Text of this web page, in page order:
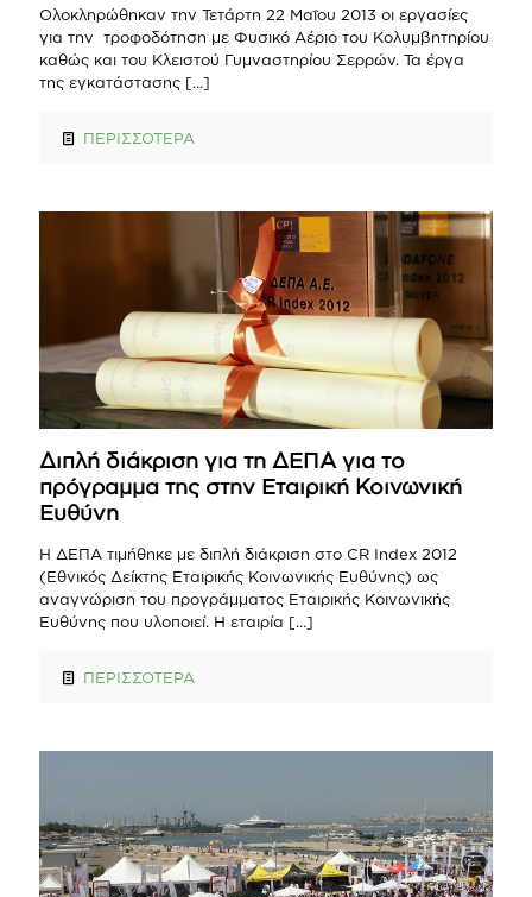
Ολοκληρώθηκαν την Τετάρτη 22 Μαΐου 2013 οι εργασίες
για την τροφοδότηση με Φυσικό Αέριο του Κολυμβητηρίου
καθώς και του Κλειστού Γυμναστηρίου Σερρών. Τα έργα
της εγκατάστασης […]
ΠΕΡΙΣΣΟΤΕΡΑ
Διπλή διάκριση για τη ΔΕΠΑ για το
πρόγραμμα της στην Εταιρική Κοινωνική
Ευθύνη
Η ΔΕΠΑ τιμήθηκε με διπλή διάκριση στο CR Index 2012
(Εθνικός Δείκτης Εταιρικής Κοινωνικής Ευθύνης) ως
αναγνώριση του προγράμματος Εταιρικής Κοινωνικής
Ευθύνης που υλοποιεί. Η εταιρία […]
ΠΕΡΙΣΣΟΤΕΡΑ